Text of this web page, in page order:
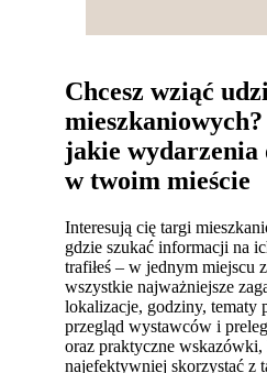
Chcesz wziąć
jakie wydarzenia
w twoim mieście
Interesują cię targi
gdzie szukać informacji na
trafiłeś – w jednym miejscu
wszystkie najważniejsze
lokalizacje, godziny, tematy
przegląd wystawców i
oraz praktyczne
najefektywniej skorzystać z